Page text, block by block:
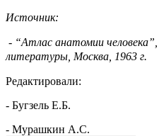
Источник:
- “Атлас анатомии
литературы, Москва, 1963 г.
Редактировали:
- Бугзель Е.Б.
- Мурашкин А.С.